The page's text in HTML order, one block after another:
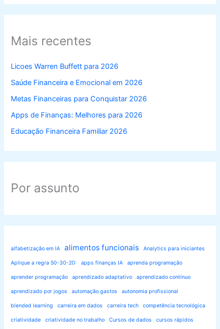
Mais recentes
Licoes Warren Buffett para 2026
Saúde Financeira e Emocional em 2026
Metas Financeiras para Conquistar 2026
Apps de Finanças: Melhores para 2026
Educação Financeira Familiar 2026
Por assunto
alfabetização em IA alimentos funcionais Analytics para iniciantes
Aplique a regra 50-30-20: apps finanças IA aprenda programação
aprender programação aprendizado adaptativo aprendizado contínuo
aprendizado por jogos automação gastos autonomia profissional
blended learning carreira em dados carreira tech competência tecnológica
criatividade criatividade no trabalho Cursos de dados cursos rápidos